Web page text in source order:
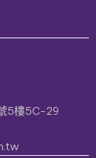
5樓5C-29